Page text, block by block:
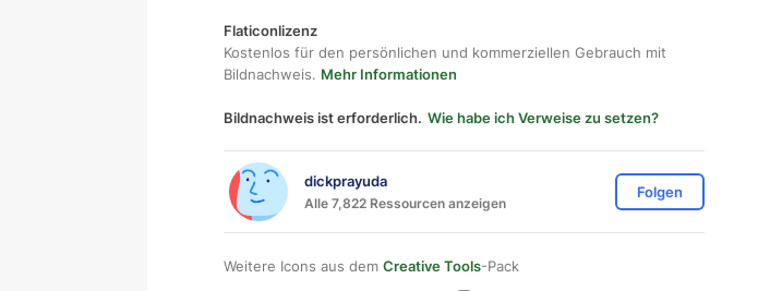
Flaticonlizenz
Kostenlos für den persönlichen und kommerziellen Gebrauch mit
Bildnachweis. Mehr Informationen
Bildnachweis ist erforderlich. Wie habe ich Verweise zu setzen?
dickprayuda
Alle 7,822 Ressourcen anzeigen
Folgen
Weitere Icons aus dem Creative Tools-Pack